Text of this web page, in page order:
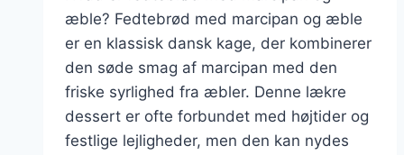
æble? Fedtebrød med marcipan og æble
er en klassisk dansk kage, der kombinerer
den søde smag af marcipan med den
friske syrlighed fra æbler. Denne lækre
dessert er ofte forbundet med højtider og
festlige lejligheder, men den kan nydes